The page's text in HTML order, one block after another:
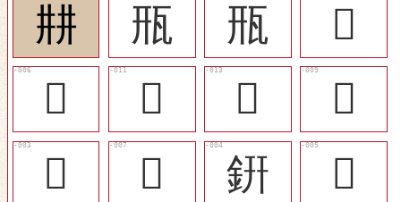
㐩 㼛 㼛
󸹸
𤭓
󸹺 𦈨
󸹹
𦈵
󸹷 銒 𨨵